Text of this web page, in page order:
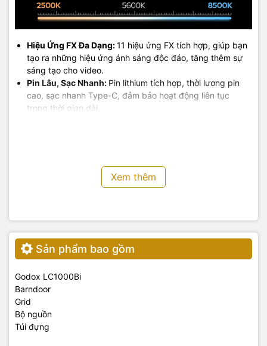
Hiệu Ứng FX Đa Dạng:11 hiệu ứng FX tích hợp, giúp bạn
tạo ra những hiệu ứng ánh sáng độc đáo, tăng thêm sự
sáng tạo cho video.
Pin Lâu, Sạc Nhanh: Pin lithium tích hợp, thời lượng pin
cao, sạc nhanh Type-C, đảm bảo hoạt động liên tục
trong thời gian dài.
tiếng ồn, tạo môi trường làm việc yên tĩnh.
Xem thêm
Sản phẩm bao gồm
Godox LC1000Bi
Barndoor
Grid
Bộ nguồn
Túi đựng